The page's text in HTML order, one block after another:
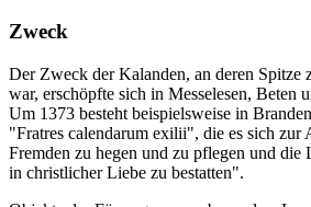
Zweck
Der Zweck der Kalanden, an deren Spitze
war, erschöpfte sich in Messelesen, Beten
Um 1373 besteht beispielsweise in
"Fratres calendarum exilii", die es sich zur
Fremden zu hegen und zu pflegen und die
in christlicher Liebe zu bestatten".